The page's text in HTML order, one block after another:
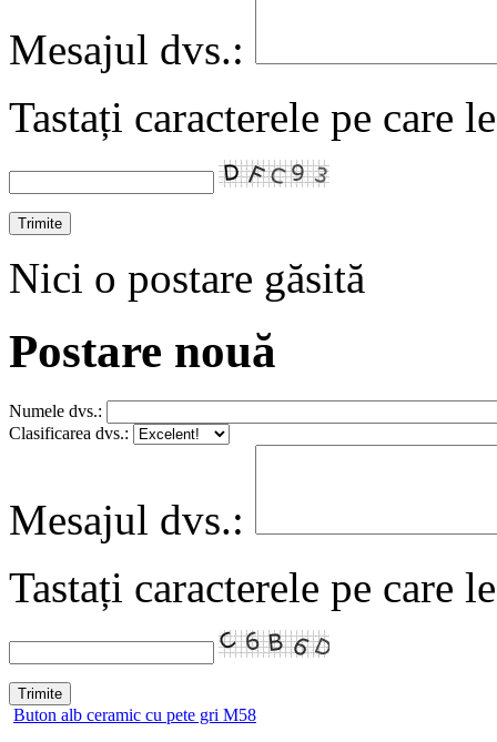
Mesajul dvs.:
Tastați caracterele pe care
Nici o postare găsită
Postare nouă
Numele dvs.:
Clasificarea dvs.:
Mesajul dvs.:
Tastați caracterele pe care
Buton alb ceramic cu pete gri M58